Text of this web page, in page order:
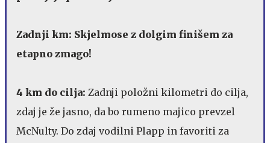
Zadnji km: Skjelmose z dolgim finišem za
etapno zmago!
4 km do cilja: Zadnji položni kilometri do cilja,
zdaj je že jasno, da bo rumeno majico prevzel
McNulty. Do zdaj vodilni Plapp in favoriti za